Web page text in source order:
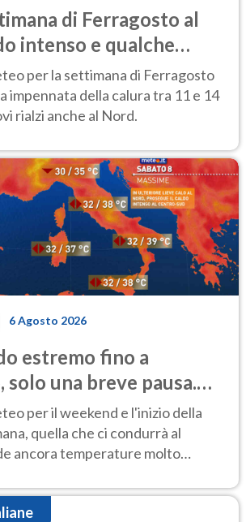
di Ferragosto al
intenso e qualche
per la settimana di Ferragosto
impennata della calura tra 11 e 14
rialzi anche al Nord.
6 Agosto 2026
estremo fino a
solo una breve pausa.
per il weekend e l'inizio della
quella che ci condurrà al
ancora temperature molto